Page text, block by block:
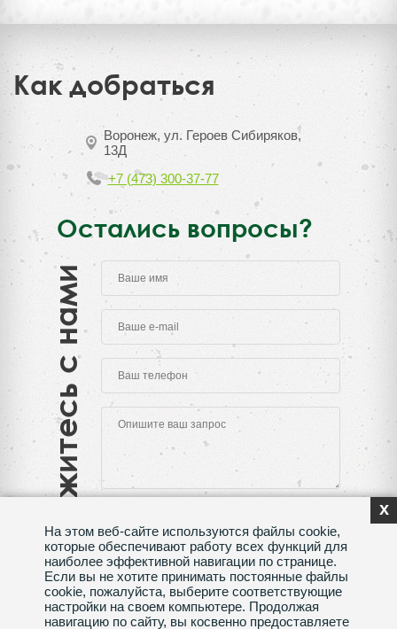
Как добраться
Воронеж, ул. Героев Сибиряков,
13Д
+7 (473) 300-37-77
Остались вопросы?
Свяжитесь с нами
Нажимая на кнопку "Отправить", Вы даете согласие
на обработку своихперсональных данных
Сделано в веб-студииSeoMAX
x
На этом веб-сайте используются файлы cookie,
которые обеспечивают работу всех функций для
наиболее эффективной навигации по странице.
Если вы не хотите принимать постоянные файлы
cookie, пожалуйста, выберите соответствующие
настройки на своем компьютере. Продолжая
навигацию по сайту, вы косвенно предоставляете